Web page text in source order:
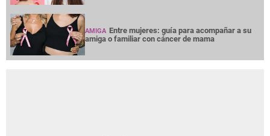
AMIGA Entre mujeres: guía para acompañar a su
amiga o familiar con cáncer de mama